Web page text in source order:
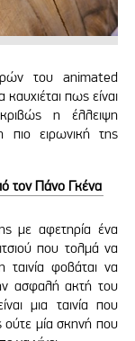
του animated
πως είναι
η έλλειψη
πιο ειρωνική της
τον Πάνο Γκένα
με αφετηρία ένα
που τολμά να
φοβάται να
ασφαλή ακτή του
μια ταινία που
ούτε μία σκηνή που